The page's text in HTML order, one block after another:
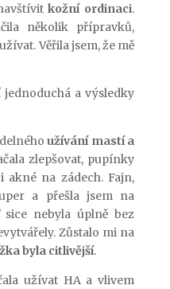
kožní ordinaci.
několik přípravků,
Věřila jsem, že mě
jednoduchá a výsledky
užívání mastí a
zlepšovat, pupínky
akné na zádech. Fajn,
a přešla jsem na
nebyla úplně bez
Zůstalo mi na
byla citlivější.
užívat HA a vlivem